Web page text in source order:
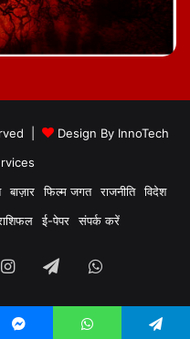
| Design By InnoTech
बाज़ार फिल्म जगत राजनीति
विदेश
ई-पेपर संपर्क करें
Instagram
TelegramWhatsApp